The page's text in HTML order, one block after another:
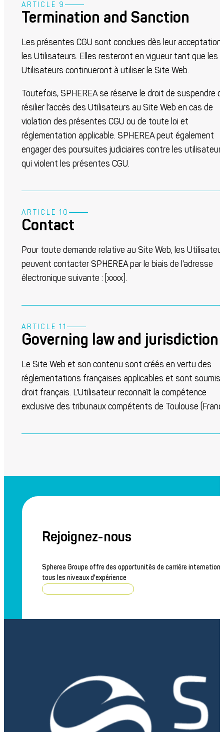
ARTICLE 9
Termination and Sanction
Les présentes CGU sont conclues dès leur acceptation
les Utilisateurs. Elles resteront en vigueur tant que les
Utilisateurs continueront à utiliser le Site Web.
Toutefois, SPHEREA se réserve le droit de suspendre
résilier l’accès des Utilisateurs au Site Web en cas de
violation des présentes CGU ou de toute loi et
réglementation applicable. SPHEREA peut également
engager des poursuites judiciaires contre les
qui violent les présentes CGU.
ARTICLE 10
Contact
Pour toute demande relative au Site Web, les
peuvent contacter SPHEREA par le biais de l’adresse
électronique suivante : [ xxxx ].
ARTICLE 11
Governing law and jurisdiction
Le Site Web et son contenu sont créés en vertu des
réglementations françaises applicables et sont soumis
droit français. L’Utilisateur reconnaît la compétence
exclusive des tribunaux compétents de Toulouse
Rejoignez-nous
Spherea Groupe offre des opportunités de carrière
tous les niveaux d'expérience
Parcourir les offres d'emploi